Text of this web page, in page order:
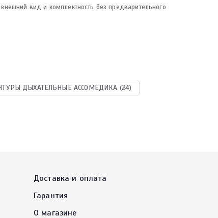
вид и комплектность без предварительного
ДЫХАТЕЛЬНЫЕ АССОМЕДИКА (24)
Доставка и оплата
Гарантия
О магазине